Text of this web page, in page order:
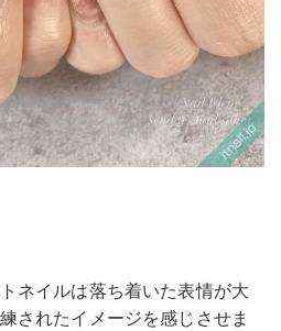
ネイルは落ち着いた表情が大
されたイメージを感じさせま